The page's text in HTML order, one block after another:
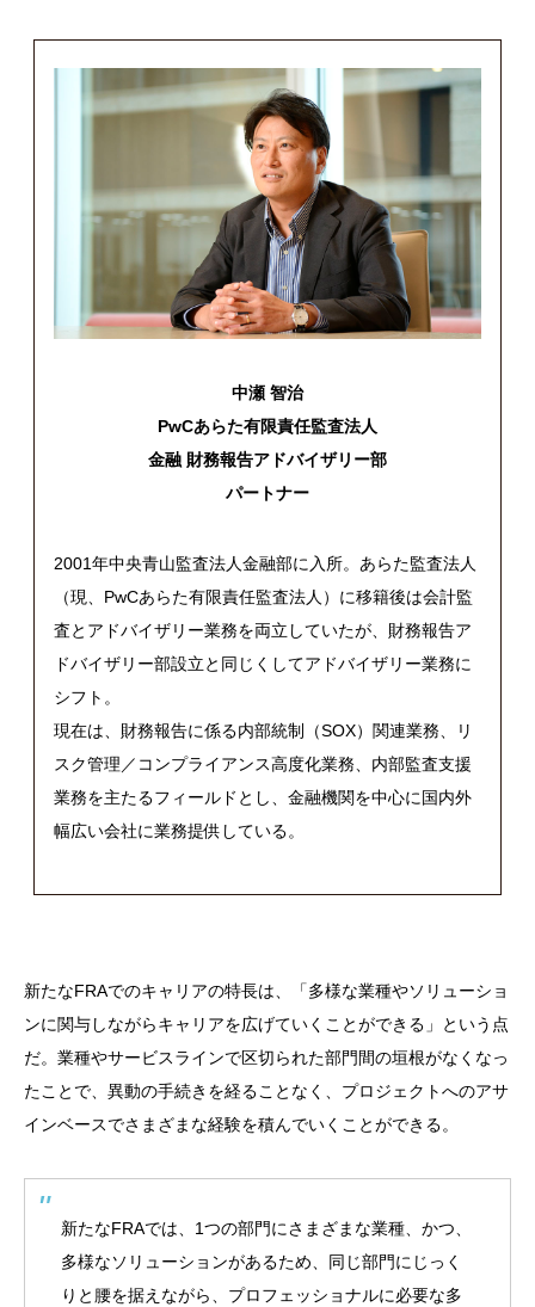
中瀬 智治
PwCあらた有限責任監査法人
金融 財務報告アドバイザリー部
パートナー
2001年中央青山監査法人金融部に入所。あらた監査法人
（現、PwCあらた有限責任監査法人）に移籍後は会計監
査とアドバイザリー業務を両立していたが、財務報告ア
ドバイザリー部設立と同じくしてアドバイザリー業務に
シフト。
現在は、財務報告に係る内部統制（SOX）関連業務、リ
スク管理／コンプライアンス高度化業務、内部監査支援
業務を主たるフィールドとし、金融機関を中心に国内外
幅広い会社に業務提供している。
新たなFRAでのキャリアの特長は、「多様な業種やソリューショ
ンに関与しながらキャリアを広げていくことができる」という点
だ。業種やサービスラインで区切られた部門間の垣根がなくなっ
たことで、異動の手続きを経ることなく、プロジェクトへのアサ
インベースでさまざまな経験を積んでいくことができる。
新たなFRAでは、 1つの部門にさまざまな業種、かつ、
多様なソリューションがあるため、同じ部門にじっく
りと腰を据えながら、プロフェッショナルに必要な多